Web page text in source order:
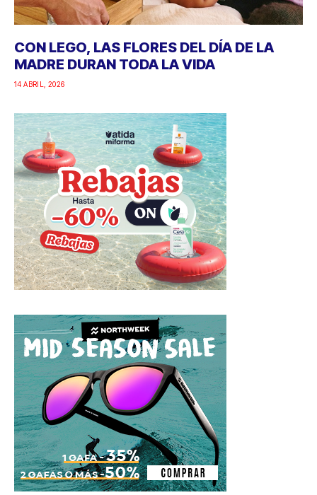
CON LEGO, LAS FLORES DEL DÍA DE LA
MADRE DURAN TODA LA VIDA
14 ABRIL, 2026